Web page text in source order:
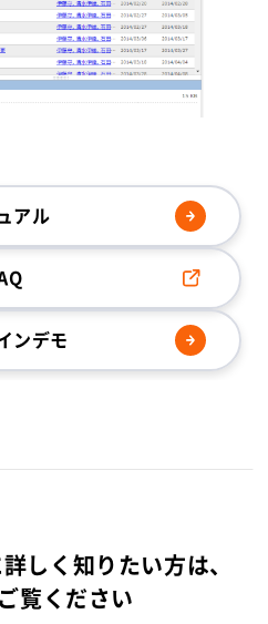
アル
ンデモ
しく知りたい方は、
覧ください